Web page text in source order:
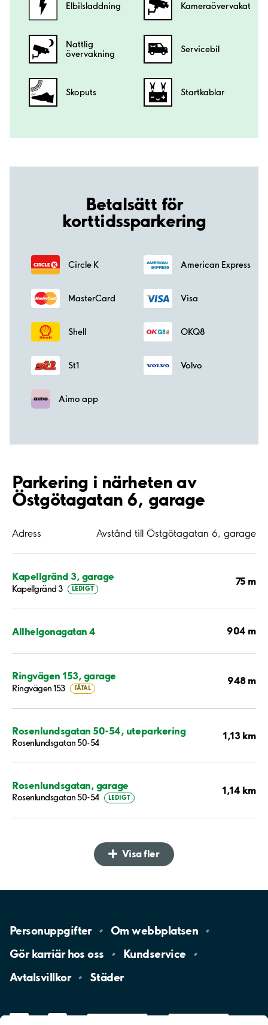
Elbilsladdning Kamera­övervakat
Nattlig
övervakning
Servicebil
Skoputs Startkablar
Betalsätt för
korttidssparkering
Circle K American Express
MasterCard Visa
Shell OKQ8
St1 Volvo
Aimo app
Parkering i närheten av
Östgötagatan 6, garage
Adress Avstånd till Östgötagatan 6, garage
Kapellgränd 3, garage
Kapellgränd 3 LEDIGT
75 m
Allhelgonagatan 4 904 m
Ringvägen 153, garage
Ringvägen 153 FÅTAL
948 m
Rosenlundsgatan 50-54, uteparkering
Rosenlundsgatan 50-54
1,13 km
Rosenlundsgatan, garage
Rosenlundsgatan 50-54 LEDIGT
1,14 km
Visa fler
Personuppgifter Omwebbplatsen
Gör karriär hososs
Kundservice
Avtalsvillkor
Städer